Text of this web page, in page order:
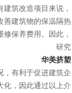
筑改造项目来说，
善建筑物的保温隔热
保养费用。因此，
研究
华美挤塑
，有利于促进建筑企
化，因此通过以上介